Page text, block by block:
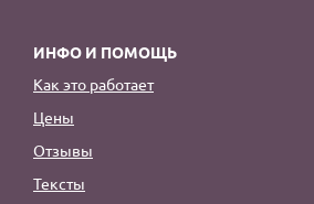
ИНФО И ПОМОЩЬ
Как это работает
Цены
Отзывы
Тексты